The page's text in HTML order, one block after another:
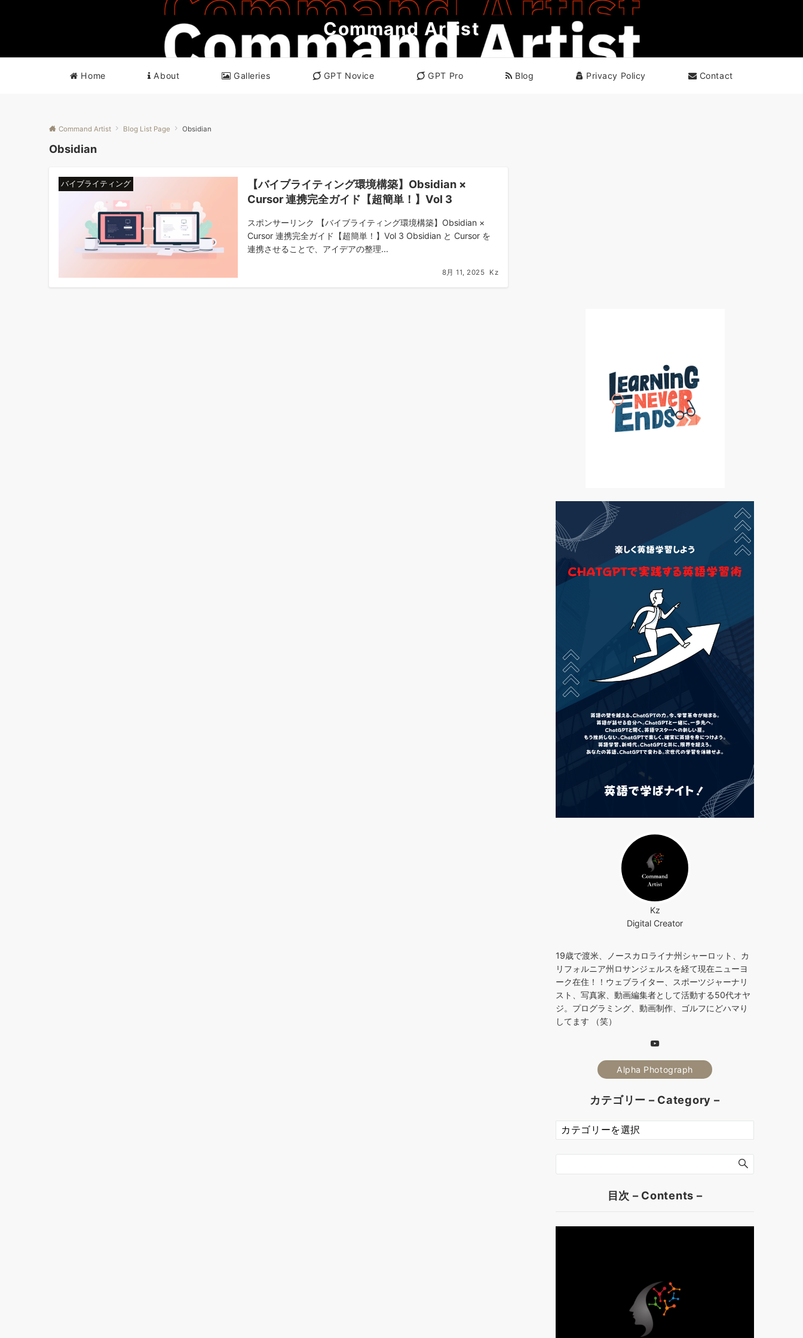
Command Artist
Home About Galleries GPT Novice GPT Pro Blog Privacy Policy Contact
Command Artist Blog List Page Obsidian
Obsidian
バイブライティング
【バイブライティング環境構築】Obsidian ×
Cursor 連携完全ガイド【超簡単！】Vol 3
スポンサーリンク 【バイブライティング環境構築】Obsidian ×
Cursor 連携完全ガイド【超簡単！】Vol 3 Obsidian と Cursor を
連携させることで、アイデアの整理...
8月 11, 2025 Kz
Kz
Digital Creator
19歳で渡米、ノースカロライナ州シャーロット、カ
リフォルニア州ロサンジェルスを経て現在ニューヨ
ーク在住！！ウェブライター、スポーツジャーナリ
スト、写真家、動画編集者として活動する50代オヤ
ジ。プログラミング、動画制作、ゴルフにどハマり
してます （笑）
Alpha Photograph
カテゴリー – Category –
カ
テ
ー
目次 – Contents –